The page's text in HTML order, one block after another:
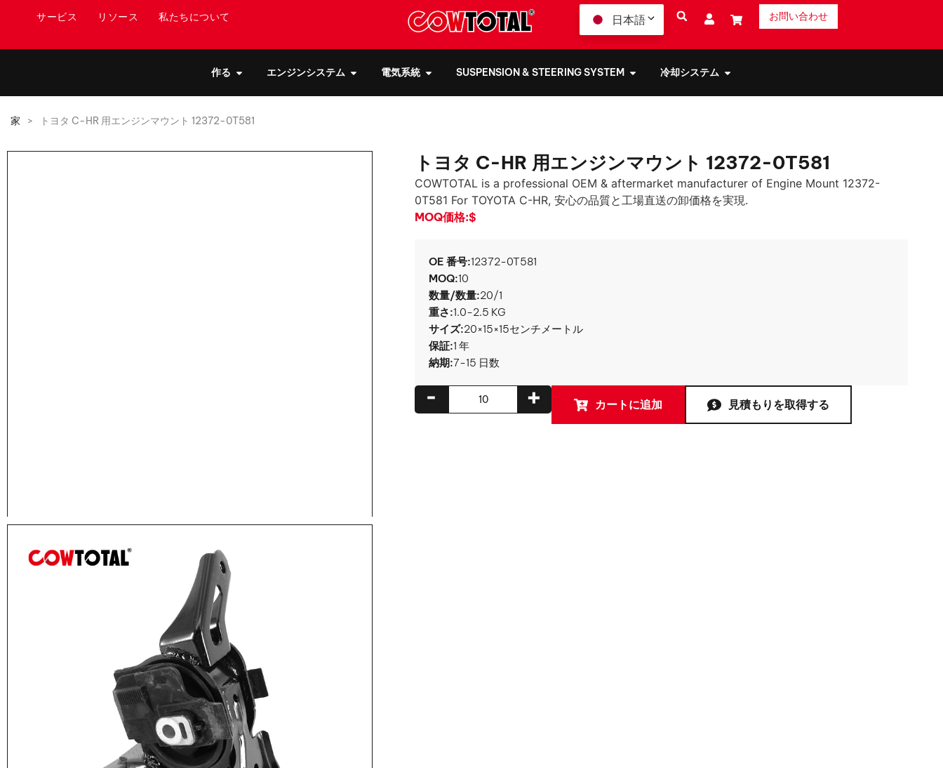
サービス リソース 私たちについて 日本語 お問い合わせ
作る エンジンシステム 電気系統 SUSPENSION & STEERING SYSTEM 冷却システム
家 > トヨタ C-HR 用エンジンマウント 12372-0T581
トヨタ C-HR 用エンジンマウント 12372-0T581
COWTOTAL is a professional OEM & aftermarket manufacturer of Engine Mount 12372-
0T581 For TOYOTA C-HR, 安心の品質と工場直送の卸価格を実現.
MOQ価格:$
OE 番号:12372-0T581
MOQ:10
数量/数量:20/1
重さ:1.0-2.5 KG
サイズ:20×15×15センチメートル
保証:1 年
納期:7-15 日数
+
- カートに追加 見積もりを取得する